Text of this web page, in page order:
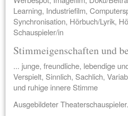
Learning, Industriefilm,
Synchronisation, Hörbuch/Lyrik,
Schauspieler/in
Stimmeigenschaften und
... junge, freundliche, lebendige
Verspielt, Sinnlich, Sachlich,
und ruhige innere Stimme
Ausgebildeter Theaterschauspieler.